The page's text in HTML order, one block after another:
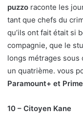
puzzo raconte les
tant que chefs du
qu’ils ont fait était si
compagnie, que le
longs métrages sous
un quatrième. vous
Paramount+ et
10 – Citoyen Kane